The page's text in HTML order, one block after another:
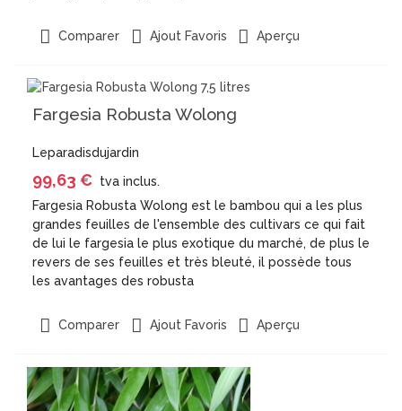
Comparer Ajout Favoris Aperçu
Fargesia Robusta Wolong
Leparadisdujardin
99,63 € tva inclus.
Fargesia Robusta Wolong est le bambou qui a les plus
grandes feuilles de l'ensemble des cultivars ce qui fait
de lui le fargesia le plus exotique du marché, de plus le
revers de ses feuilles et très bleuté, il possède tous
les avantages des robusta
Comparer Ajout Favoris Aperçu